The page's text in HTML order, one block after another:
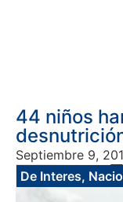
44 niños
Septiembre 9,
De Interes,